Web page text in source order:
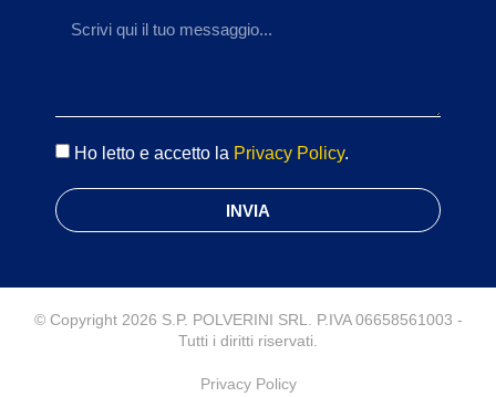
Ho letto e accetto la Privacy Policy.
INVIA
© Copyright 2026 S.P. POLVERINI SRL. P.IVA 06658561003 -
Tutti i diritti riservati.
Privacy Policy